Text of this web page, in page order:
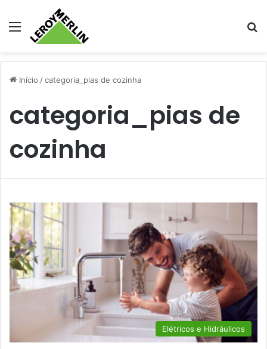
Menu
Início /categoria_pias de cozinha
categoria_pias de
cozinha
Elétricos e Hidráulicos